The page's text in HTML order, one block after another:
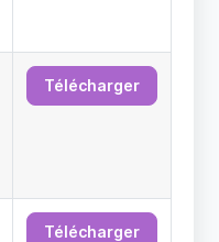
Télécharger
Télécharger